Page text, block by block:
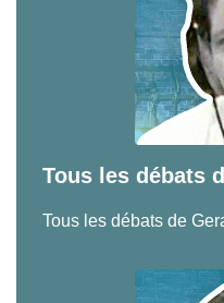
Tous les débats
Tous les débats de